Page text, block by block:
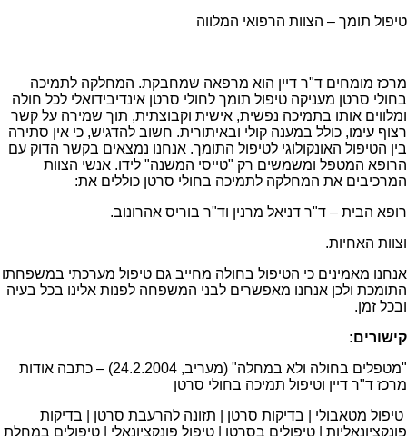
טיפול תומך – הצוות הרפואי המלווה
מרכז מומחים ד"ר דיין הוא מרפאה שמחבקת. המחלקה לתמיכה
בחולי סרטן מעניקה טיפול תומך לחולי סרטן אינדיבידואלי לכל חולה
ומלווים אותו בתמיכה נפשית, אישית וקבוצתית, תוך שמירה על קשר
רצוף עימו, כולל במענה קולי ובאיתורית. חשוב להדגיש, כי אין סתירה
בין הטיפול האונקולוגי לטיפול התומך. אנחנו נמצאים בקשר הדוק עם
הרופא המטפל ומשמשים רק "טייסי המשנה" לידו. אנשי הצוות
המרכיבים את המחלקה לתמיכה בחולי סרטן כוללים את:
רופא הבית – ד"ר דניאל מרנין וד"ר בוריס אהרונוב.
וצוות האחיות.
אנחנו מאמינים כי הטיפול בחולה מחייב גם טיפול מערכתי במשפחתו
התומכת ולכן אנחנו מאפשרים לבני המשפחה לפנות אלינו בכל בעיה
ובכל זמן.
קישורים:
"מטפלים בחולה ולא במחלה" (מעריב, 24.2.2004) – כתבה אודות
מרכז ד"ר דיין וטיפול תמיכה בחולי סרטן
טיפול מטאבולי | בדיקות סרטן | תזונה להרעבת סרטן | בדיקות
פונקציונאליות | טיפולים בסרטן | טיפול פונקציונאלי | טיפולים במחלת